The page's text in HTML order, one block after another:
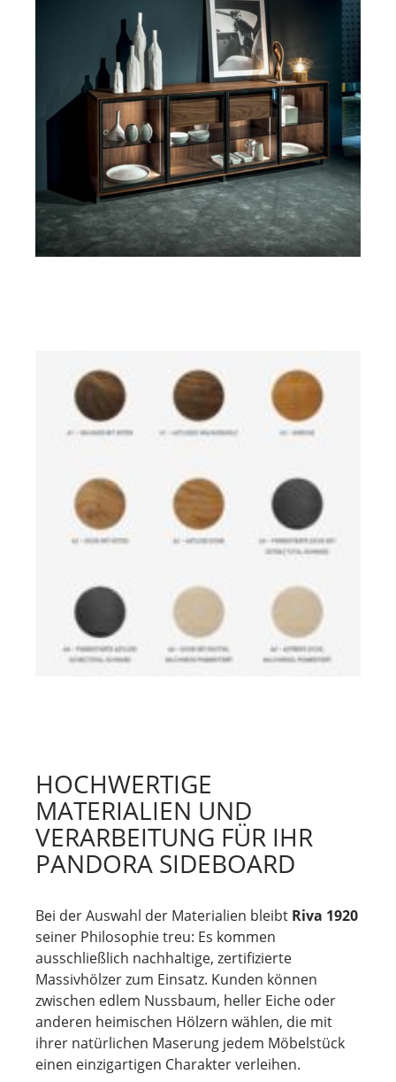
HOCHWERTIGE
MATERIALIEN UND
VERARBEITUNG FÜR IHR
PANDORA SIDEBOARD
Bei der Auswahl der Materialien bleibt Riva 1920
seiner Philosophie treu: Es kommen
ausschließlich nachhaltige, zertifizierte
Massivhölzer zum Einsatz. Kunden können
zwischen edlem Nussbaum, heller Eiche oder
anderen heimischen Hölzern wählen, die mit
ihrer natürlichen Maserung jedem Möbelstück
einen einzigartigen Charakter verleihen.